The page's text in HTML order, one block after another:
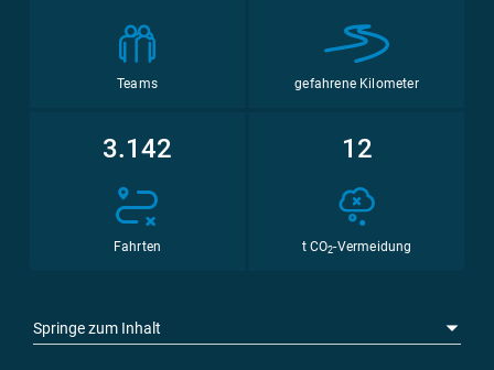
Teams gefahrene Kilometer
3.142
Fahrten
12
t CO2-Vermeidung
Springe zum Inhalt